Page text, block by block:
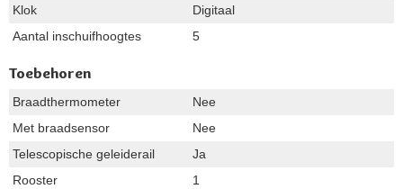
Klok
Digitaal
Aantal inschuifhoogtes
5
Toebehoren
Braadthermometer
Nee
Met braadsensor
Nee
Telescopische geleiderail
Ja
Rooster
1